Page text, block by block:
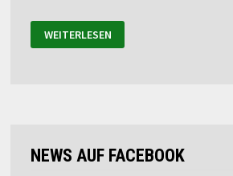
WEITERLESEN
NEWS AUF FACEBOOK